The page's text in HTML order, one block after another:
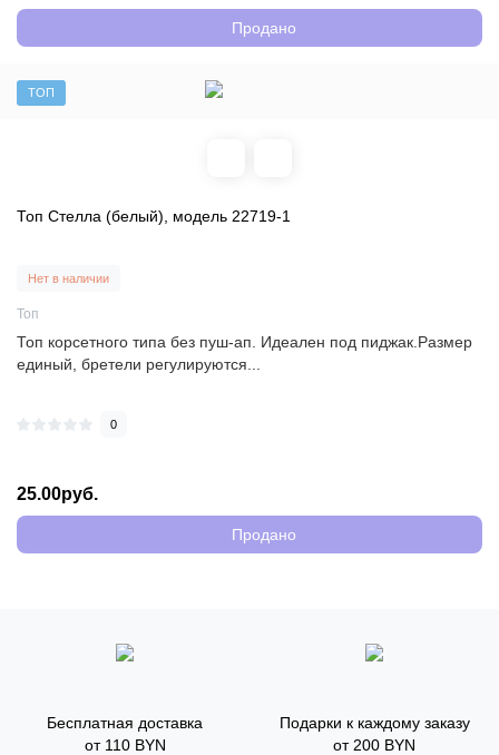
Продано
ТОП
Топ Стелла (белый), модель 22719-1
Нет в наличии
Топ
Топ корсетного типа без пуш-ап. Идеален под пиджак.Размер
единый, бретели регулируются...
0
25.00руб.
Продано
Бесплатная доставка
от 110 BYN
Подарки к каждому заказу
от 200 BYN